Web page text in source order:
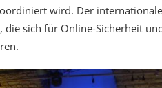
wird. Der
sich für Online-Sicherheit